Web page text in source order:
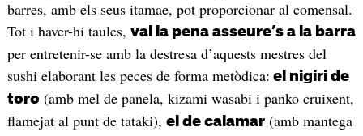
barres, amb els seus itamae, pot proporcionar al comensal.
Tot i haver-hi taules, val la pena asseure’s a la barra
per entretenir-se amb la destresa d’aquests mestres del
sushi elaborant les peces de forma metòdica: el nigiri de
toro (amb mel de panela, kizami wasabi i panko cruixent,
flamejat al punt de tataki), el de calamar(amb mantega